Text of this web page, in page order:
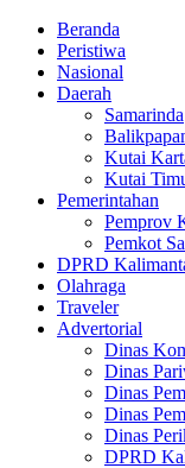
Beranda
Peristiwa
Nasional
Daerah
Samarinda
Kutai
Kutai
Pemerintahan
Pemprov
Pemkot
DPRD
Olahraga
Traveler
Advertorial
Dinas
Dinas
Dinas
Dinas
Dinas
DPRD